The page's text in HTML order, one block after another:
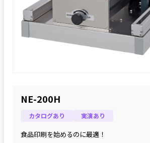
NE-200H
カタログあり 実演あり
食品印刷を始めるのに最適！